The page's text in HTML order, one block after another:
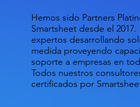
Hemos sido Partners
Smartsheet desde el 2017.
expertos desarrollando
medida proveyendo
soporte a empresas en
Todos nuestros
certificados por